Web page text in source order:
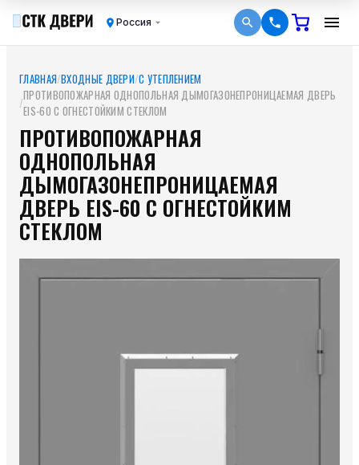
Россия
ГЛАВНАЯ/ВХОДНЫЕ ДВЕРИ/С УТЕПЛЕНИЕМ
/ПРОТИВОПОЖАРНАЯ ОДНОПОЛЬНАЯ ДЫМОГАЗОНЕПРОНИЦАЕМАЯ ДВЕРЬ
EIS-60 С ОГНЕСТОЙКИМ СТЕКЛОМ
ПРОТИВОПОЖАРНАЯ
ОДНОПОЛЬНАЯ
ДЫМОГАЗОНЕПРОНИЦАЕМАЯ
ДВЕРЬ EIS-60 С ОГНЕСТОЙКИМ
СТЕКЛОМ